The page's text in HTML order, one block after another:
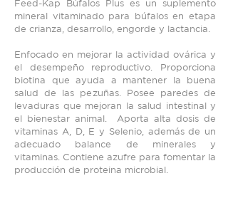
Feed-Kap Búfalos Plus es un suplemento
mineral vitaminado para búfalos en etapa
de crianza, desarrollo, engorde y lactancia.
Enfocado en mejorar la actividad ovárica y
el desempeño reproductivo. Proporciona
biotina que ayuda a mantener la buena
salud de las pezuñas. Posee paredes de
levaduras que mejoran la salud intestinal y
el bienestar animal. Aporta alta dosis de
vitaminas A, D, E y Selenio, además de un
adecuado balance de minerales y
vitaminas. Contiene azufre para fomentar la
producción de proteina microbial.